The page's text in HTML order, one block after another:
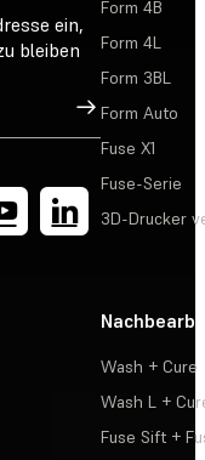
ein,
bleiben
Registrieren
Form 4B
Form 4L
Form 3BL
Form Auto
Fuse X1
Fuse-Serie
3D-Drucker
Wash + Cure
Wash L +
Fuse Sift +